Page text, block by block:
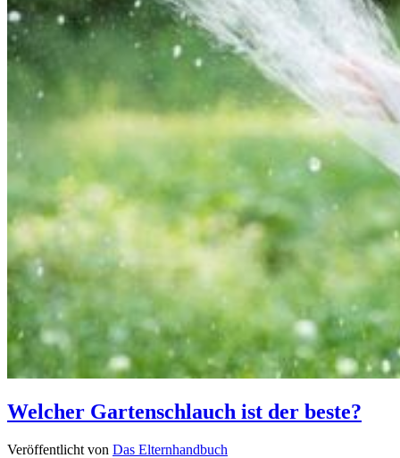
Welcher Gartenschlauch ist der beste?
Veröffentlicht von Das Elternhandbuch